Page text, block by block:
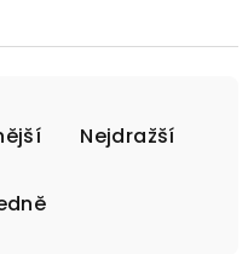
Nejdražší